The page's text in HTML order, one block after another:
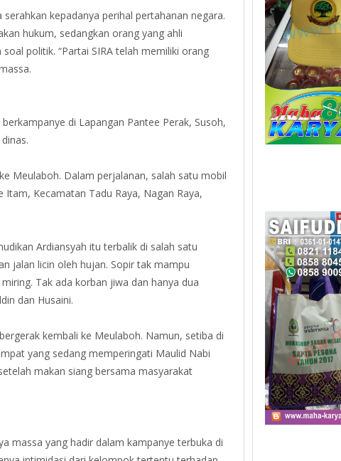
kepadanya perihal pertahanan negara.
hukum, sedangkan orang yang ahli
politik. “Partai SIRA telah memiliki orang
di Lapangan Pantee Perak, Susoh,
Meulaboh. Dalam perjalanan, salah satu mobil
Kecamatan Tadu Raya, Nagan Raya,
Ardiansyah itu terbalik di salah satu
jalan licin oleh hujan. Sopir tak mampu
Tak ada korban jiwa dan hanya dua
dan Husaini.
kembali ke Meulaboh. Namun, setiba di
yang sedang memperingati Maulid Nabi
makan siang bersama masyarakat
massa yang hadir dalam kampanye terbuka di